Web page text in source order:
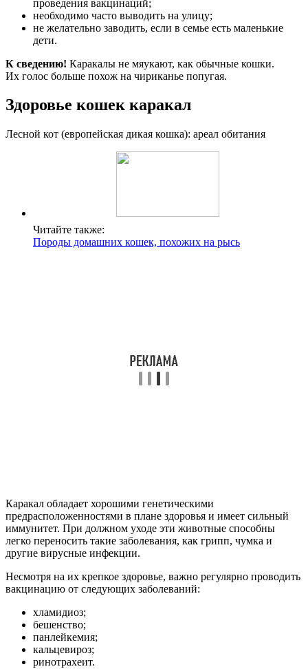
проведения вакцинаций;
необходимо часто выводить на улицу;
не желательно заводить, если в семье есть маленькие
дети.
К сведению! Каракалы не мяукают, как обычные кошки.
Их голос больше похож на чириканье попугая.
Здоровье кошек каракал
Лесной кот (европейская дикая кошка): ареал обитания
Читайте также:
Породы домашних кошек, похожих на рысь
Каракал обладает хорошими генетическими
предрасположенностями в плане здоровья и имеет сильный
иммунитет. При должном уходе эти животные способны
легко переносить такие заболевания, как грипп, чумка и
другие вирусные инфекции.
Несмотря на их крепкое здоровье, важно регулярно проводить
вакцинацию от следующих заболеваний:
хламидиоз;
бешенство;
панлейкемия;
кальцевироз;
ринотрахеит.